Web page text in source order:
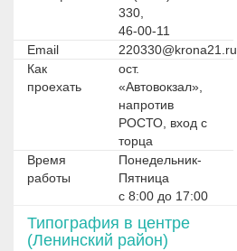
330,
46-00-11
Email
220330@krona21.ru
Как
проехать
ост.
«Автовокзал»,
напротив
РОСТО, вход с
торца
Время
работы
Понедельник-
Пятница
с 8:00 до 17:00
Типография в центре
(Ленинский район)